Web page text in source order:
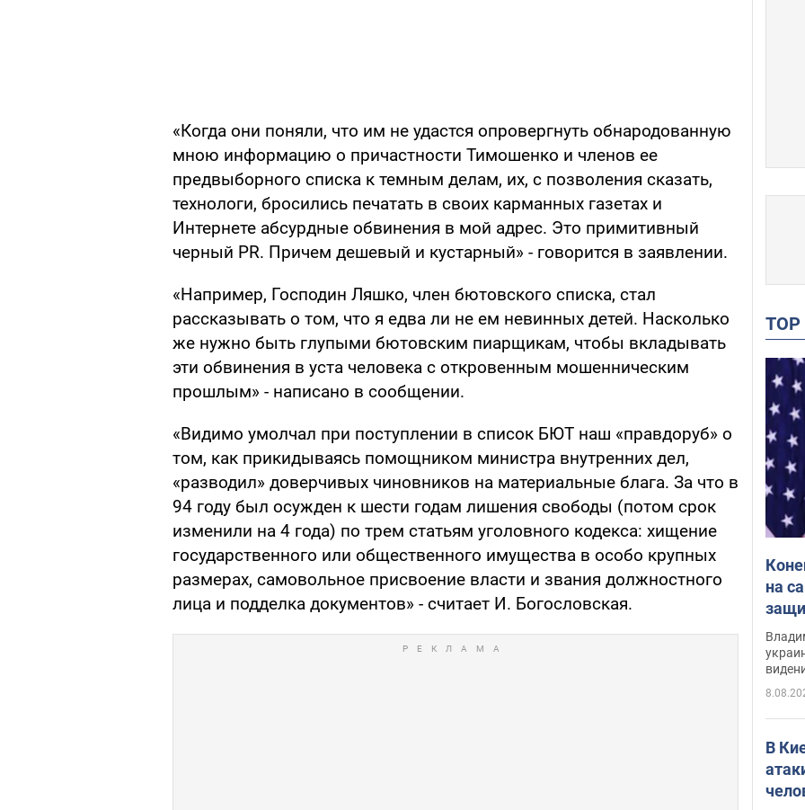
«Когда они поняли, что им не удастся опровергнуть обнародованную
мною информацию о причастности Тимошенко и членов ее
предвыборного списка к темным делам, их, с позволения сказать,
технологи, бросились печатать в своих карманных газетах и
Интернете абсурдные обвинения в мой адрес. Это примитивный
черный PR. Причем дешевый и кустарный» - говорится в заявлении.
«Например, Господин Ляшко, член бютовского списка, стал
рассказывать о том, что я едва ли не ем невинных детей. Насколько
же нужно быть глупыми бютовским пиарщикам, чтобы вкладывать
эти обвинения в уста человека с откровенным мошенническим
прошлым» - написано в сообщении.
«Видимо умолчал при поступлении в список БЮТ наш «правдоруб» о
том, как прикидываясь помощником министра внутренних дел,
«разводил» доверчивых чиновников на материальные блага. За что в
94 году был осужден к шести годам лишения свободы (потом срок
изменили на 4 года) по трем статьям уголовного кодекса: хищение
государственного или общественного имущества в особо крупных
размерах, самовольное присвоение власти и звания должностного
лица и подделка документов» - считает И. Богословская.
на
В